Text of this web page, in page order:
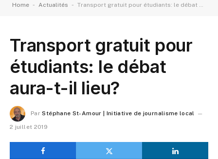
Home - Actualités - Transport gratuit pour étudiants: le débat aura-t-il lieu?
Transport gratuit pour
étudiants: le débat
aura-t-il lieu?
Par Stéphane St-Amour | Initiative de journalisme local
2 juillet 2019